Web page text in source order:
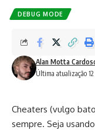
DEBUG MODE
Última atualização
Alan Motta
Cheaters (vulgo
sempre. Seja